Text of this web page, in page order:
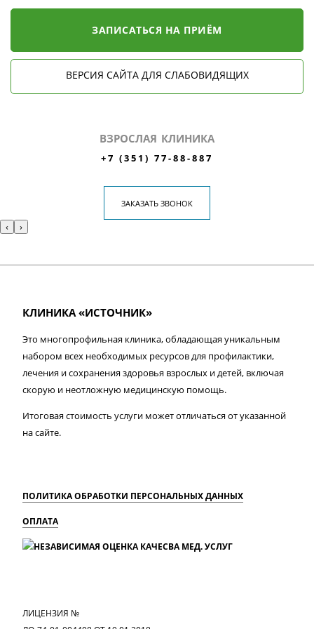
ЗАПИСАТЬСЯ НА ПРИЁМ
ВЕРСИЯ САЙТА ДЛЯ СЛАБОВИДЯЩИХ
ВЗРОСЛАЯ КЛИНИКА
+7 (351) 77-88-887
ЗАКАЗАТЬ ЗВОНОК
‹ ›
КЛИНИКА «ИСТОЧНИК»
Это многопрофильная клиника, обладающая уникальным
набором всех необходимых ресурсов для профилактики,
лечения и сохранения здоровья взрослых и детей, включая
скорую и неотложную медицинскую помощь.
Итоговая стоимость услуги может отличаться от указанной
на сайте.
ПОЛИТИКА ОБРАБОТКИ ПЕРСОНАЛЬНЫХ ДАННЫХ
ОПЛАТА
ЛИЦЕНЗИЯ №